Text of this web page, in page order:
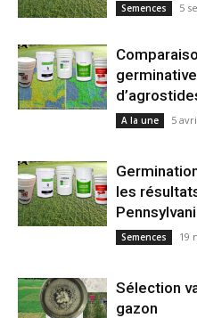
Semences 5
A la une 5
les
Semences 19
Sélection
gazon